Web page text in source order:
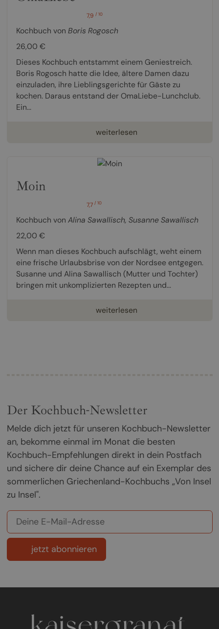
7,9/ 10
Kochbuch von Boris Rogosch
26,00 €
Dieses Kochbuch entstammt einem Geniestreich.
Boris Rogosch hatte die Idee, ältere Damen dazu
einzuladen, ihre Lieblingsgerichte für Gäste zu
kochen. Daraus entstand der OmaLiebe-Lunchclub.
Ein...
weiterlesen
Moin
7,7/ 10
Kochbuch von Alina Sawallisch, Susanne Sawallisch
22,00 €
Wenn man dieses Kochbuch aufschlägt, weht einem
eine frische Urlaubsbrise von der Nordsee entgegen.
Susanne und Alina Sawallisch (Mutter und Tochter)
bringen mit unkomplizierten Rezepten und...
weiterlesen
Der Kochbuch-Newsletter
Melde dich jetzt für unseren Kochbuch-Newsletter
an, bekomme einmal im Monat die besten
Kochbuch-Empfehlungen direkt in dein Postfach
und sichere dir deine Chance auf ein Exemplar des
sommerlichen Griechenland-Kochbuchs „Von Insel
zu Insel".
jetzt abonnieren